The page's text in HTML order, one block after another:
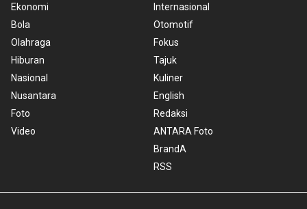
Ekonomi
Bola
Olahraga
Hiburan
Nasional
Nusantara
Foto
Video
Internasional
Otomotif
Fokus
Tajuk
Kuliner
English
Redaksi
ANTARA Foto
BrandA
RSS